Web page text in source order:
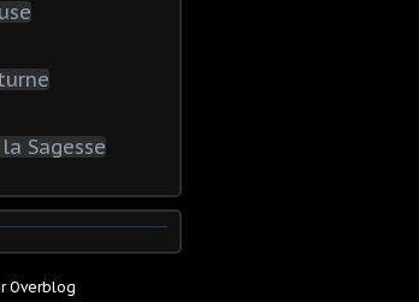
Overblog